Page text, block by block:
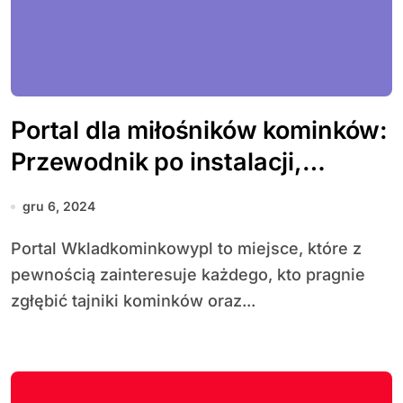
Portal dla miłośników kominków:
Przewodnik po instalacji,
konserwacji i aranżacji wnętrz
gru 6, 2024
Portal Wkladkominkowypl to miejsce, które z
pewnością zainteresuje każdego, kto pragnie
zgłębić tajniki kominków oraz...